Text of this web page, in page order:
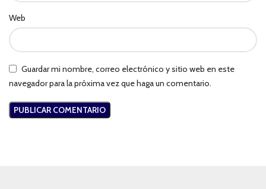
Web
Guardar mi nombre, correo electrónico y sitio web en este
navegador para la próxima vez que haga un comentario.